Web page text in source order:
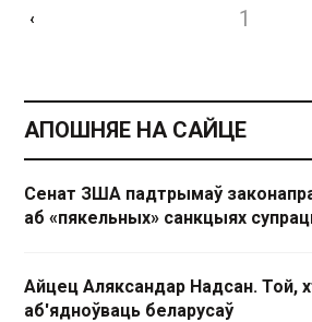
‹ 1
АПОШНЯЕ НА САЙЦЕ
Сенат ЗША падтрымаў
аб «пякельных» санкцыях
Айцец Аляксандар Надсан. Той,
аб'ядноўваць беларусаў